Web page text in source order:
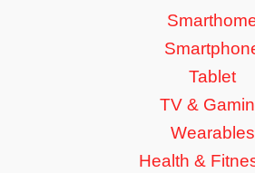
Tablet
TV &
Wearables
Health &